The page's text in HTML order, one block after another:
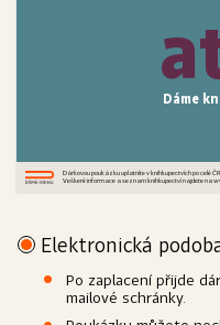
Dáme
Dárkovou poukázku uplatníte v knihkupectvích po celé ČR
Veškeré informace a seznam knihkupectví najdete na
Elektronická
Po zaplacení přijde
mailové schránky.